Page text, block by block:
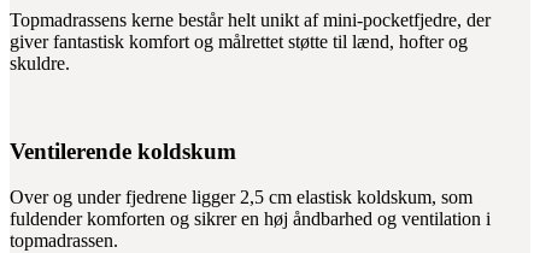
Topmadrassens kerne består helt unikt af mini-pocketfjedre, der
giver fantastisk komfort og målrettet støtte til lænd, hofter og
skuldre.
Ventilerende koldskum
Over og under fjedrene ligger 2,5 cm elastisk koldskum, som
fuldender komforten og sikrer en høj åndbarhed og ventilation i
topmadrassen.